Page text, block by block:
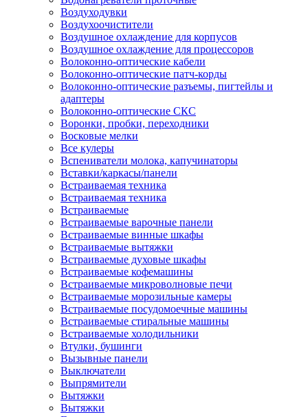
Воздуходувки
Воздухоочистители
Воздушное охлаждение для корпусов
Воздушное охлаждение для процессоров
Волоконно-оптические кабели
Волоконно-оптические патч-корды
Волоконно-оптические разъемы, пигтейлы и
адаптеры
Волоконно-оптические СКС
Воронки, пробки, переходники
Восковые мелки
Все кулеры
Вспениватели молока, капучинаторы
Вставки/каркасы/панели
Встраиваемая техника
Встраиваемая техника
Встраиваемые
Встраиваемые варочные панели
Встраиваемые винные шкафы
Встраиваемые вытяжки
Встраиваемые духовые шкафы
Встраиваемые кофемашины
Встраиваемые микроволновые печи
Встраиваемые морозильные камеры
Встраиваемые посудомоечные машины
Встраиваемые стиральные машины
Встраиваемые холодильники
Втулки, бушинги
Вызывные панели
Выключатели
Выпрямители
Вытяжки
Вытяжки